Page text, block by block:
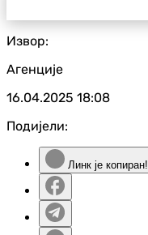
Извор:
Агенције
16.04.2025 18:08
Подијели:
Линк је копиран!